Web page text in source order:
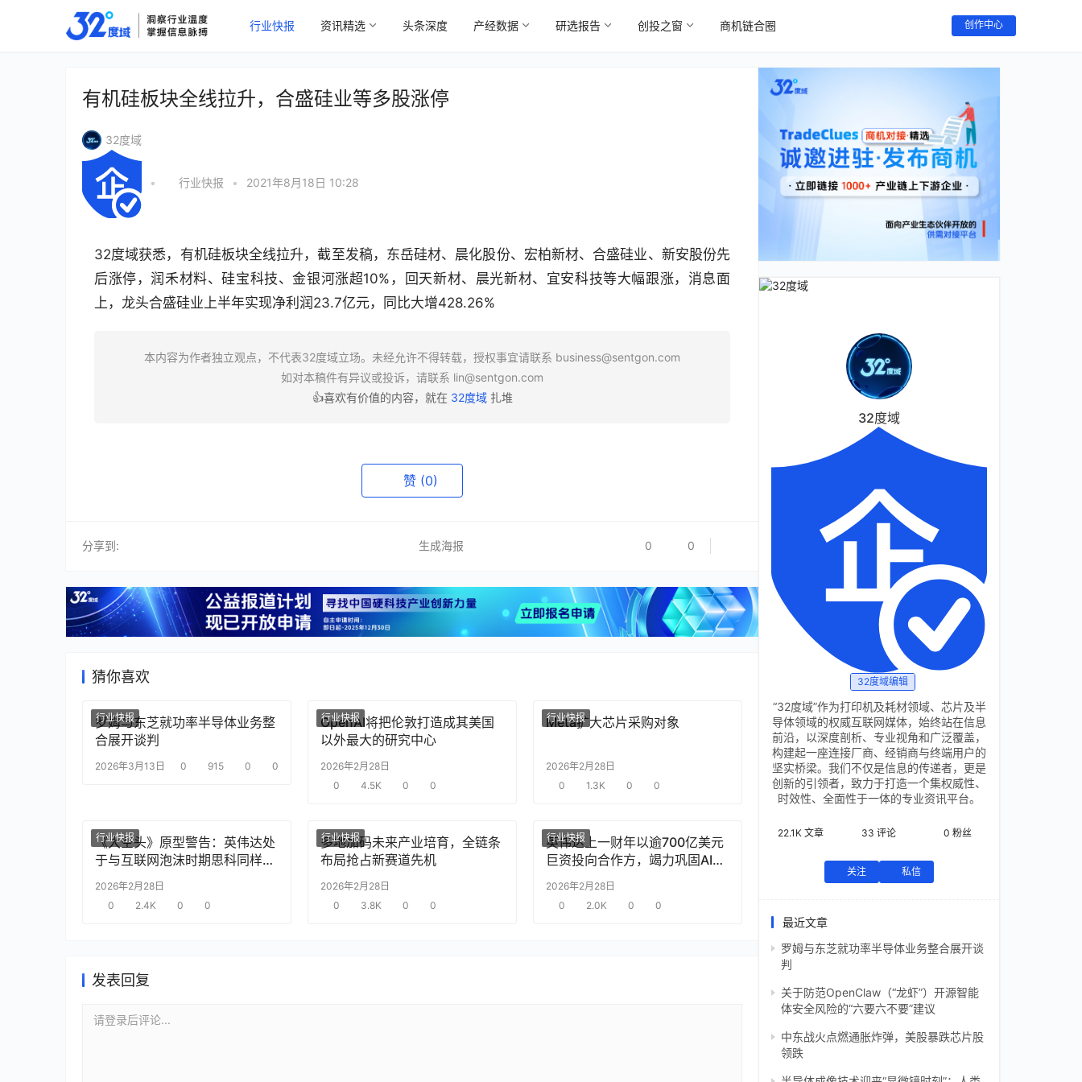
行业快报 资讯精选 头条深度 产经数据 研选报告 创投之窗 商机链合圈 创作中心
有机硅板块全线拉升，合盛硅业等多股涨停
32度域
• 行业快报 • 2021年8月18日 10:28
32度域获悉，有机硅板块全线拉升，截至发稿，东岳硅材、晨化股份、宏柏新材、合盛硅业、新安股份先
后涨停，润禾材料、硅宝科技、金银河涨超10%，回天新材、晨光新材、宜安科技等大幅跟涨，消息面
上，龙头合盛硅业上半年实现净利润23.7亿元，同比大增428.26%
本内容为作者独立观点，不代表32度域立场。未经允许不得转载，授权事宜请联系 business@sentgon.com
如对本稿件有异议或投诉，请联系 lin@sentgon.com
👍喜欢有价值的内容，就在 32度域扎堆
赞 (0)
分享到: 生成海报 0 0
猜你喜欢
行业快报
罗姆与东芝就功率半导体业务整
合展开谈判
2026年3月13日 0 915 0 0
行业快报
OpenAI将把伦敦打造成其美国
以外最大的研究中心
2026年2月28日
0
4.5K 0 0
行业快报
Meta扩大芯片采购对象
2026年2月28日
0
1.3K 0 0
行业快报
《大空头》原型警告：英伟达处
于与互联网泡沫时期思科同样的
“危险境地”
2026年2月28日
0
2.4K 0 0
行业快报
多地加码未来产业培育，全链条
布局抢占新赛道先机
2026年2月28日
0
3.8K 0 0
行业快报
英伟达上一财年以逾700亿美元
巨资投向合作方，竭力巩固AI芯
片需求
2026年2月28日
0
2.0K 0 0
发表回复
请登录后评论...
32度域
32度域编辑
“32度域”作为打印机及耗材领域、芯片及半
导体领域的权威互联网媒体，始终站在信息
前沿，以深度剖析、专业视角和广泛覆盖，
构建起一座连接厂商、经销商与终端用户的
坚实桥梁。我们不仅是信息的传递者，更是
创新的引领者，致力于打造一个集权威性、
时效性、全面性于一体的专业资讯平台。
22.1K 文章 33 评论 0 粉丝
关注 私信
最近文章
罗姆与东芝就功率半导体业务整合展开谈
判
关于防范OpenClaw（“龙虾”）开源智能
体安全风险的“六要六不要”建议
中东战火点燃通胀炸弹，美股暴跌芯片股
领跌